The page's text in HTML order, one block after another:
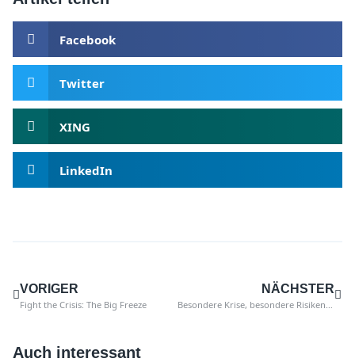
Facebook
Twitter
XING
LinkedIn
VORIGER
Fight the Crisis: The Big Freeze
NÄCHSTER
Besondere Krise, besondere Risiken: Was meinen Sie?
Auch interessant